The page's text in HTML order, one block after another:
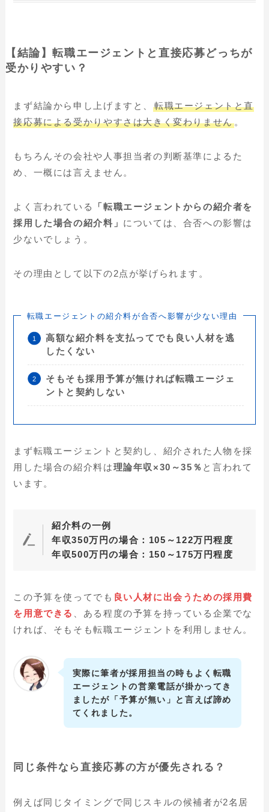
【結論】転職エージェントと直接応募どっちが
受かりやすい？
まず結論から申し上げますと、
転職エージェントと直
接応募による受かりやすさは大きく変わりません。
もちろんその会社や人事担当者の判断基準によるた
め、一概には言えません。
よく言われている
「転職エージェントからの紹介者を
採用した場合の紹介料」 については、合否への影響は
少ないでしょう。
その理由として以下の2点が挙げられます。
転職エージェントの紹介料が合否へ影響が少ない理由
高額な紹介料を支払ってでも良い人材を逃
したくない
そもそも採用予算が無ければ転職エージェ
ントと契約しない
まず転職エージェントと契約し、紹介された人物を採
用した場合の紹介料は理論年収×30～35％ と言われて
います。
紹介料の一例
年収350万円の場合：105～122万円程度
年収500万円の場合：150～175万円程度
この予算を使ってでも 良い人材に出会うための採用費
を用意できる
、ある程度の予算を持っている企業でな
ければ、そもそも転職エージェントを利用しません。
実際に筆者が採用担当の時もよく転職
エージェントの営業電話が掛かってき
ましたが「予算が無い」と言えば諦め
てくれました。
同じ条件なら直接応募の方が優先される？
例えば同じタイミングで同じスキルの候補者が2名居